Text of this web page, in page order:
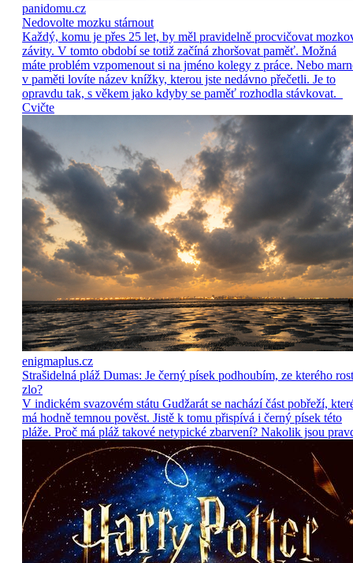
panidomu.cz
Nedovolte mozku stárnout
Každý, komu je přes 25 let, by měl pravidelně procvičovat
závity. V tomto období se totiž začíná zhoršovat paměť. Možná
máte problém vzpomenout si na jméno kolegy z práce. Nebo
v paměti lovíte název knížky, kterou jste nedávno přečetli. Je to
opravdu tak, s věkem jako kdyby se paměť rozhodla stávkovat.
Cvičte
enigmaplus.cz
Strašidelná pláž Dumas: Je černý písek podhoubím, ze kterého
zlo?
V indickém svazovém státu Gudžarát se nachází část pobřeží,
má hodně temnou pověst. Jistě k tomu přispívá i černý písek této
pláže. Proč má pláž takové netypické zbarvení? Nakolik jsou